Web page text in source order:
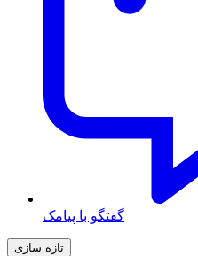
گفتگو با پیامک